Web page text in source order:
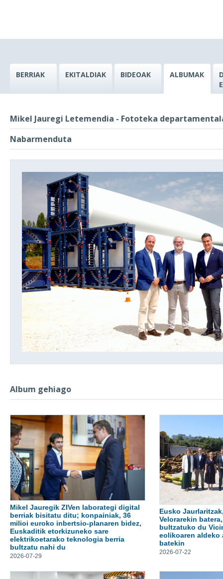
BERRIAK EKITALDIAK BIDEOAK ALBUMAK
Mikel Jauregi Letemendia - Fototeka
Nabarmenduta
Album gehiago
Mikel Jauregik ZIVen laborategi digital
berriak bisitatu ditu; konpainiak, 36
milioi euroko inbertsio-planaren bidez,
Euskaditik etorkizuneko sare
elektrikoetarako teknologia berria
bultzatu nahi du
2026-07-29
Eusko
Velorarekin
bultzatuko du
eolikoaren aldeko
batekin
2026-07-22